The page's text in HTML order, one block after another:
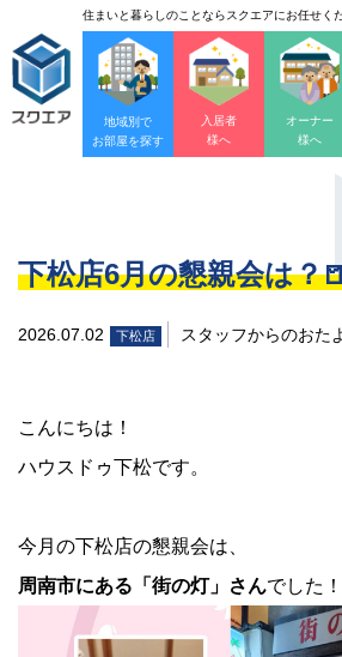
住まいと暮らしのことならスクエアにお任せく
地域別で
お部屋を探す
入居者
様へ
オーナー
様へ
下松店6月の懇親会は？
2026.07.02 下松店 スタッフからのおた
こんにちは！
ハウスドゥ下松です。
今月の下松店の懇親会は、
周南市にある「街の灯」さんでした！